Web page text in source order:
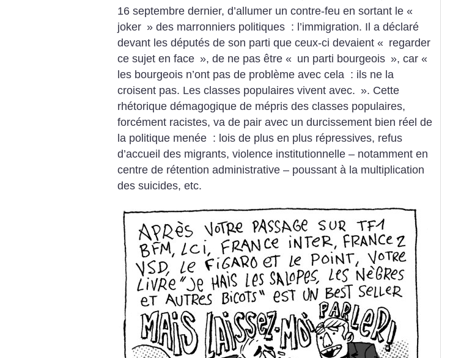
16 septembre dernier, d’allumer un contre-feu en sortant le «
joker » des marronniers politiques : l’immigration. Il a déclaré
devant les députés de son parti que ceux-ci devaient « regarder
ce sujet en face », de ne pas être « un parti bourgeois », car «
les bourgeois n’ont pas de problème avec cela : ils ne la
croisent pas. Les classes populaires vivent avec. ». Cette
rhétorique démagogique de mépris des classes populaires,
forcément racistes, va de pair avec un durcissement bien réel de
la politique menée : lois de plus en plus répressives, refus
d’accueil des migrants, violence institutionnelle – notamment en
centre de rétention administrative – poussant à la multiplication
des suicides, etc.